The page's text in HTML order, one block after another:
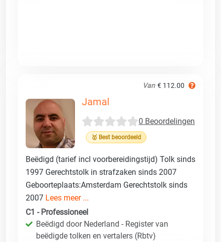
Van € 112.00
Jamal
0 Beoordelingen
🥇 Best beoordeeld
Beëdigd (tarief incl voorbereidingstijd) Tolk sinds
1997 Gerechtstolk in strafzaken sinds 2007
Geboorteplaats:Amsterdam Gerechtstolk sinds
2007 Lees meer ...
C1 - Professioneel
Beëdigd door Nederland - Register van
beëdigde tolken en vertalers (Rbtv)